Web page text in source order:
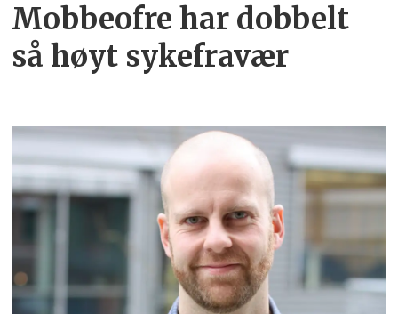
Mobbeofre har dobbelt
så høyt sykefravær